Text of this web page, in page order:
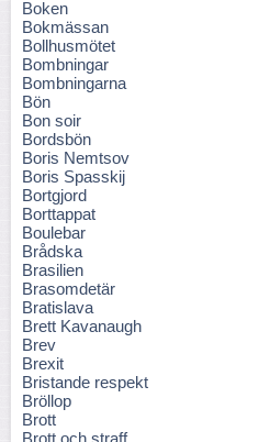
Boken
Bokmässan
Bollhusmötet
Bombningar
Bombningarna
Bön
Bon soir
Bordsbön
Boris Nemtsov
Boris Spasskij
Bortgjord
Borttappat
Boulebar
Brådska
Brasilien
Brasomdetär
Bratislava
Brett Kavanaugh
Brev
Brexit
Bristande respekt
Bröllop
Brott
Brott och straff